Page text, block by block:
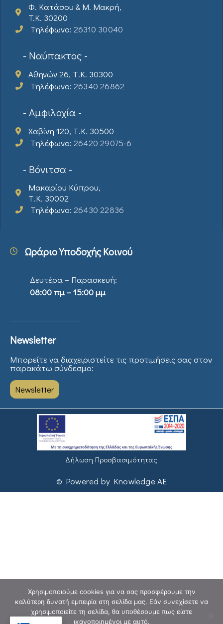
Φ. Κατάσου & Μ. Μακρή,
T.K. 30200
Τηλέφωνο: 26310 30040
- Ναύπακτος -
Αθηνών 26, Τ.Κ. 30300
Τηλέφωνο: 26340 26862
- Αμφιλοχία -
Χαβίνη 120, Τ.Κ. 30500
Τηλέφωνο: 26420 29075-6
- Βόνιτσα -
Μακαρίου Κύπρου,
Τ.Κ. 30002
Τηλέφωνο: 26430 22836
Ωράριο Υποδοχής Κοινού
Δευτέρα – Παρασκευή:
08:00 πμ – 15:00 μμ
Newsletter
Μπορείτε να διαχειριστείτε τις προτιμήσεις σας στον
παρακάτω σύνδεσμο:
Newsletter
Δήλωση Προσβασιμότητας
© Powered by Knowledge AE
Χρησιμοποιούμε cookies για να σας προσφέρουμε την
καλύτερη δυνατή εμπειρία στη σελίδα μας. Εάν συνεχίσετε να
χρησιμοποιείτε τη σελίδα, θα υποθέσουμε πως είστε
ικανοποιημένοι με αυτό.